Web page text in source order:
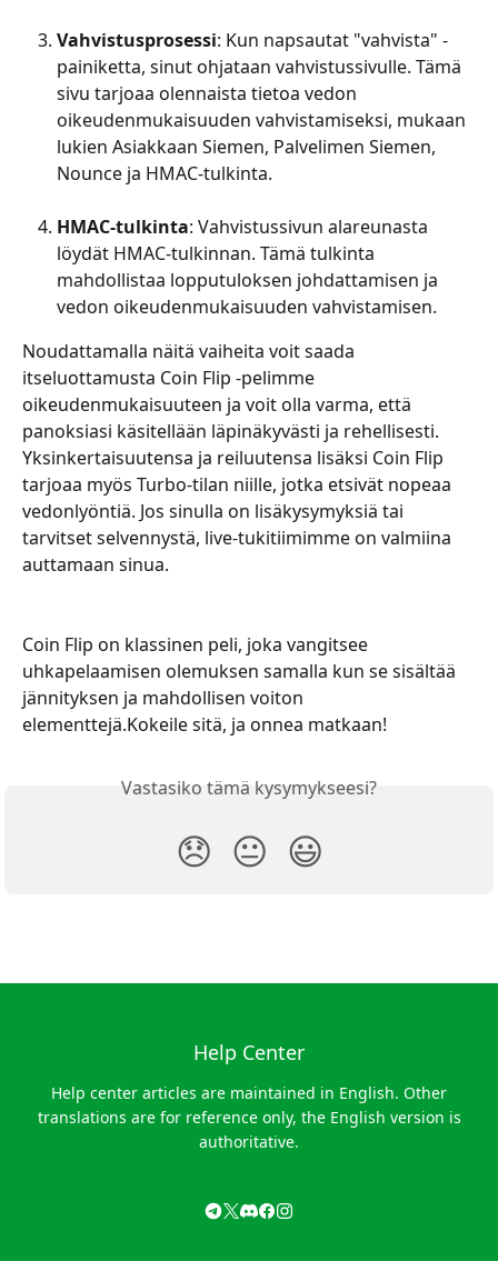
Vahvistusprosessi: Kun napsautat "vahvista" -
painiketta, sinut ohjataan vahvistussivulle. Tämä
sivu tarjoaa olennaista tietoa vedon
oikeudenmukaisuuden vahvistamiseksi, mukaan
lukien Asiakkaan Siemen, Palvelimen Siemen,
Nounce ja HMAC-tulkinta.
HMAC-tulkinta: Vahvistussivun alareunasta
löydät HMAC-tulkinnan. Tämä tulkinta
mahdollistaa lopputuloksen johdattamisen ja
vedon oikeudenmukaisuuden vahvistamisen.
Noudattamalla näitä vaiheita voit saada
itseluottamusta Coin Flip -pelimme
oikeudenmukaisuuteen ja voit olla varma, että
panoksiasi käsitellään läpinäkyvästi ja rehellisesti.
Yksinkertaisuutensa ja reiluutensa lisäksi Coin Flip
tarjoaa myös Turbo-tilan niille, jotka etsivät nopeaa
vedonlyöntiä. Jos sinulla on lisäkysymyksiä tai
tarvitset selvennystä, live-tukitiimimme on valmiina
auttamaan sinua.
Coin Flip on klassinen peli, joka vangitsee
uhkapelaamisen olemuksen samalla kun se sisältää
jännityksen ja mahdollisen voiton
elementtejä.Kokeile sitä, ja onnea matkaan!
Vastasiko tämä kysymykseesi?
😞 😐 😃
Help Center
Help center articles are maintained in English. Other
translations are for reference only, the English version is
authoritative.